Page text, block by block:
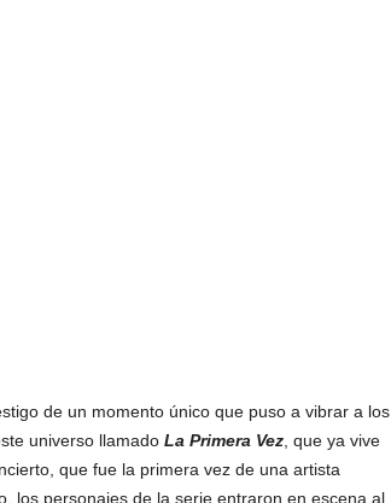
de un momento único que puso a vibrar a los
universo llamado La Primera Vez, que ya vive
que fue la primera vez de una artista
los personajes de la serie entraron en escena al